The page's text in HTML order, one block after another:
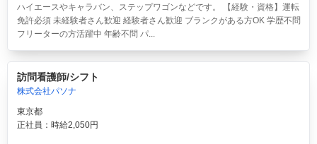
ハイエースやキャラバン、ステップワゴンなどです。 【経験・資格】運転
免許必須 未経験者さん歓迎 経験者さん歓迎 ブランクがある方OK 学歴不問
フリーターの方活躍中 年齢不問 パ...
訪問看護師/シフト
株式会社パソナ
東京都
正社員：時給2,050円